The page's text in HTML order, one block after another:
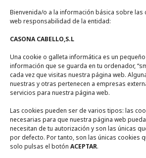
Bienvenida/o a la información básica sobre las
web responsabilidad de la entidad:
CASONA CABELLO,S.L
Una cookie o galleta informática es un
información que se guarda en tu ordenador,
cada vez que visitas nuestra página web.
nuestras y otras pertenecen a empresas
servicios para nuestra página web.
Las cookies pueden ser de varios tipos: las
necesarias para que nuestra página web
necesitan de tu autorización y son las únicas
por defecto. Por tanto, son las únicas cookies
solo pulsas el botón ACEPTAR.
La Casa
Zona de Piscina
Zonas Comunes
Entorno
Contacto
Calle Encina Nº 10, (13249) Ruidera,